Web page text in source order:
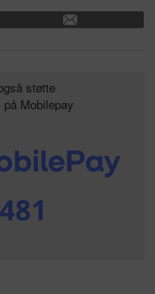
støtte
Mobilepay